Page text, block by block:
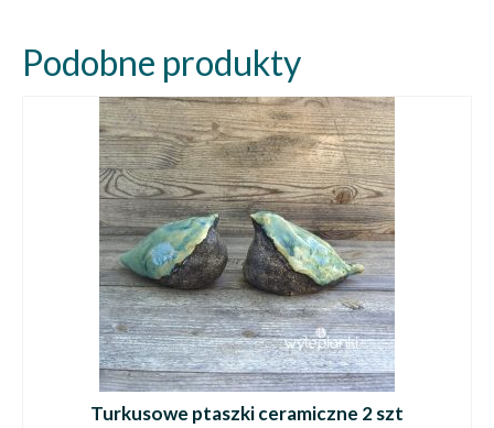
Podobne produkty
Turkusowe ptaszki ceramiczne 2 szt